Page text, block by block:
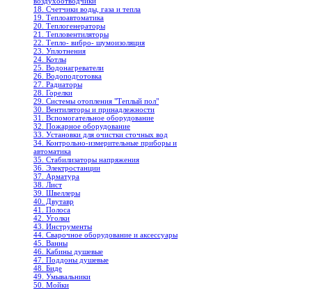
18. Счетчики воды, газа и тепла
19. Теплоавтоматика
20. Теплогенераторы
21. Тепловентиляторы
22. Тепло- вибро- шумоизоляция
23. Уплотнения
24. Котлы
25. Водонагреватели
26. Водоподготовка
27. Радиаторы
28. Горелки
29. Системы отопления "Теплый пол"
30. Вентиляторы и принадлежности
31. Вспомогательное оборудование
32. Пожарное оборудование
33. Установки для очистки сточных вод
34. Контрольно-измерительные приборы и
автоматика
35. Стабилизаторы напряжения
36. Электростанции
37. Арматура
38. Лист
39. Швеллеры
40. Двутавр
41. Полоса
42. Уголки
43. Инструменты
44. Сварочное оборудование и аксессуары
45. Ванны
46. Кабины душевые
47. Поддоны душевые
48. Биде
49. Умывальники
50. Мойки